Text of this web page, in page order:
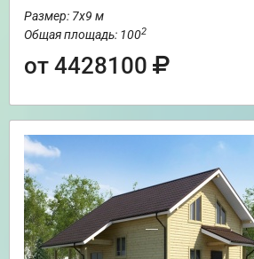
Размер: 7х9 м
Общая площадь: 1002
от 4428100